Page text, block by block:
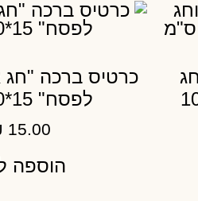
השנה" 15*10
כרטיס ברכה
לפסח" 15*10 ס"מ
15.00
הוספה